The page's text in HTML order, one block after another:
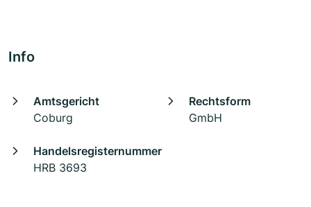
Info
Amtsgericht
Coburg
Rechtsform
GmbH
Handelsregisternummer
HRB 3693